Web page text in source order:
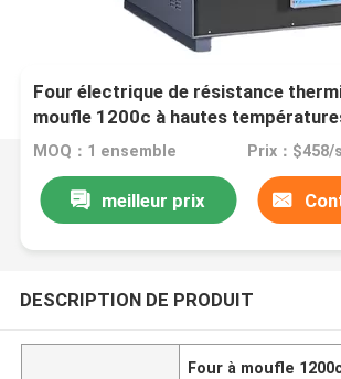
Four électrique de résistance
moufle 1200c à hautes
MOQ：1 ensemble Prix：$458/
meilleur prix
DESCRIPTION DE PRODUIT
Four à moufle